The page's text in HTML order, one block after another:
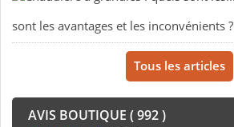
sont les avantages et les inconvénients ?
Tous les articles
AVIS BOUTIQUE ( 992 )